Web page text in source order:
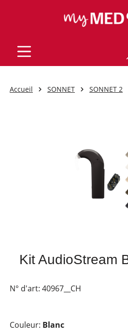
Accueil SONNET SONNET 2
Kit AudioStream
N° d'art: 40967__CH
Couleur: Blanc